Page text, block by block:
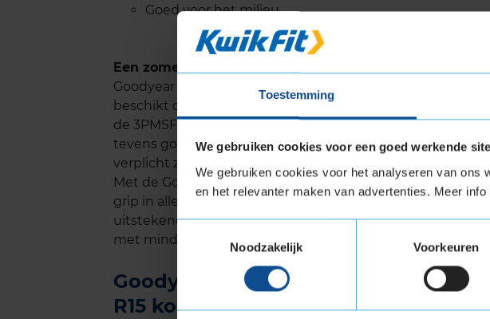
Toestemming
We gebruiken cookies voor een goed werkende site
We gebruiken cookies voor het analyseren van
en het relevanter maken van advertenties. Meer
Noodzakelijk
Voorkeuren
Goed voor het milieu
Een zomer- en winterband in één
Goodyear brengt met de Vector 4Seasons Gen-2 een
beschikt over uitstekende rij-eigenschappen op droog en
de 3PMSF (3-Peak Mountain with Snow Flake)
tevens goedgekeurd voor gebruik als winterband in
verplicht zijn in de winterperiode.
Met de Goodyear Vector 4Seasons G2 kies je voor een all-
grip in alle weersomstandigheden belooft. Ook voor je
uitstekende keuze want de rolweerstand is lager,
met minder brandstof!
Goodyear VECTOR 4SEASONS GEN-2
R15 kopen bij KwikFit